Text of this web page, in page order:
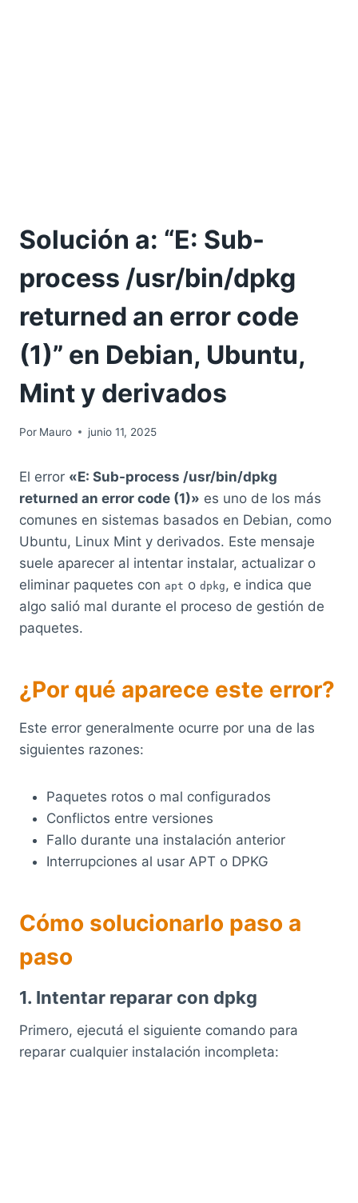
Solución a: “E: Sub-
process /usr/bin/dpkg
returned an error code
(1)” en Debian, Ubuntu,
Mint y derivados
Por Mauro junio 11, 2025
El error «E: Sub-process /usr/bin/dpkg
returned an error code (1)» es uno de los más
comunes en sistemas basados en Debian, como
Ubuntu, Linux Mint y derivados. Este mensaje
suele aparecer al intentar instalar, actualizar o
eliminar paquetes con apt o dpkg , e indica que
algo salió mal durante el proceso de gestión de
paquetes.
¿Por qué aparece este error?
Este error generalmente ocurre por una de las
siguientes razones:
Paquetes rotos o mal configurados
Conflictos entre versiones
Fallo durante una instalación anterior
Interrupciones al usar APT o DPKG
Cómo solucionarlo paso a
paso
1. Intentar reparar con dpkg
Primero, ejecutá el siguiente comando para
reparar cualquier instalación incompleta: